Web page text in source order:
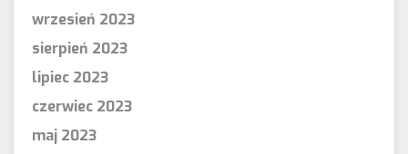
wrzesień 2023
sierpień 2023
lipiec 2023
czerwiec 2023
maj 2023